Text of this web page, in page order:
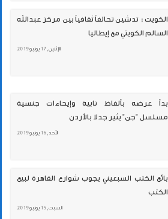
الكويت : تدشين تحالفاً ثقافياً بين مركز عبدالله
السالم الكويتي مع إيطاليا
الإثنين , 17 يونيو 2019
بدأ عرضه بألفاظ نابية وإيحاءات جنسية
مسلسل "جن" يثير جدلا بالأردن
الأحد , 16 يونيو 2019
بائع الكتب السبعيني يجوب شوارع القاهرة لبيع
الكتب
السبت , 15 يونيو 2019